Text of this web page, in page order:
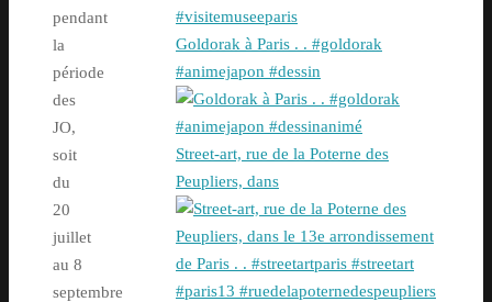
pendant
la
période
des
JO,
soit
du
20
juillet
au 8
septembre
Goldorak à Paris . . #goldorak
#animejapon #dessin
Street-art, rue de la Poterne des
Peupliers, dans